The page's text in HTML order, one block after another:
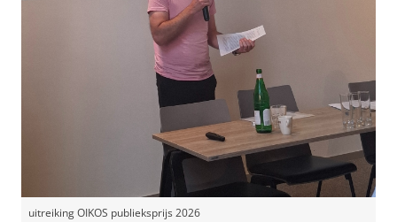
uitreiking OIKOS publieksprijs 2026